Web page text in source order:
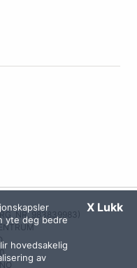
NR. 983839983)
X Lukk
yte deg bedre
hovedsakelig
av